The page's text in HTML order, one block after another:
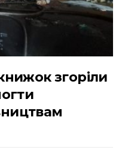
згоріли